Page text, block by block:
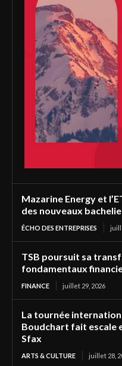
Mazarine Energy et
des nouveaux
ÉCHO DES ENTREPRISES
TSB poursuit sa
fondamentaux
FINANCE juillet 29, 2026
La tournée
Boudchart fait escale
Sfax
ARTS & CULTURE juillet 28,